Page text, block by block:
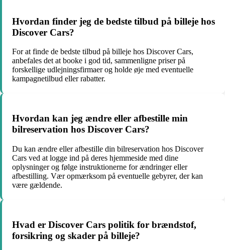
Hvordan finder jeg de bedste tilbud på billeje hos
Discover Cars?
For at finde de bedste tilbud på billeje hos Discover Cars,
anbefales det at booke i god tid, sammenligne priser på
forskellige udlejningsfirmaer og holde øje med eventuelle
kampagnetilbud eller rabatter.
Hvordan kan jeg ændre eller afbestille min
bilreservation hos Discover Cars?
Du kan ændre eller afbestille din bilreservation hos Discover
Cars ved at logge ind på deres hjemmeside med dine
oplysninger og følge instruktionerne for ændringer eller
afbestilling. Vær opmærksom på eventuelle gebyrer, der kan
være gældende.
Hvad er Discover Cars politik for brændstof,
forsikring og skader på billeje?